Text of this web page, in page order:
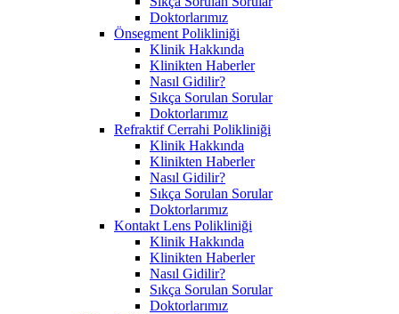
Doktorlarımız
Önsegment Polikliniği
Klinik Hakkında
Klinikten Haberler
Nasıl Gidilir?
Sıkça Sorulan Sorular
Doktorlarımız
Refraktif Cerrahi Polikliniği
Klinik Hakkında
Klinikten Haberler
Nasıl Gidilir?
Sıkça Sorulan Sorular
Doktorlarımız
Kontakt Lens Polikliniği
Klinik Hakkında
Klinikten Haberler
Nasıl Gidilir?
Sıkça Sorulan Sorular
Doktorlarımız